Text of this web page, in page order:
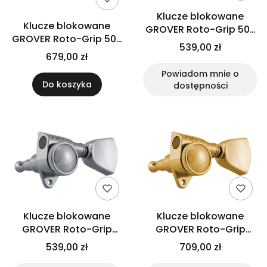
Klucze blokowane
GROVER Roto-Grip 502
(BC,3+3)
679,00 zł
Do koszyka
Klucze blokowane
GROVER Roto-Grip 502
(CR,3+3)
539,00 zł
Powiadom mnie o
dostępności
Klucze blokowane
GROVER Roto-Grip
502K (CR,3+3)
539,00 zł
Klucze blokowane
GROVER Roto-Grip
502K (GD,3+3)
709,00 zł